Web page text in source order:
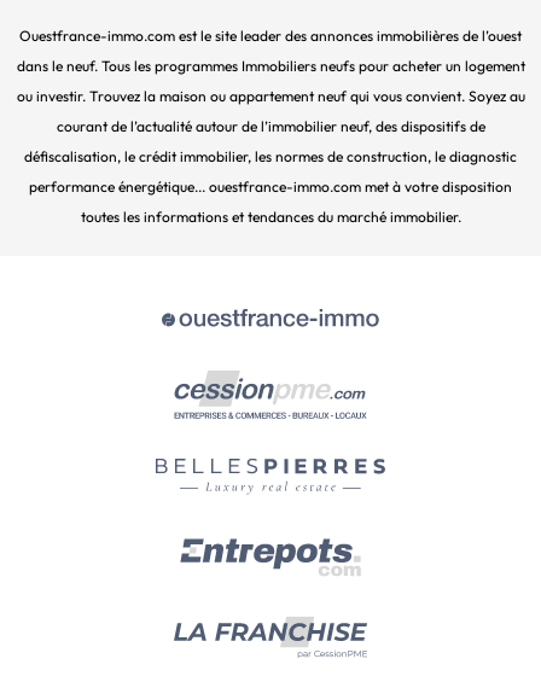
Ouestfrance-immo.com est le site leader des annonces immobilières de l’ouest
dans le neuf. Tous les programmes Immobiliers neufs pour acheter un logement
ou investir. Trouvez la maison ou appartement neuf qui vous convient. Soyez au
courant de l’actualité autour de l’immobilier neuf, des dispositifs de
défiscalisation, le crédit immobilier, les normes de construction, le diagnostic
performance énergétique... ouestfrance-immo.com met à votre disposition
toutes les informations et tendances du marché immobilier.